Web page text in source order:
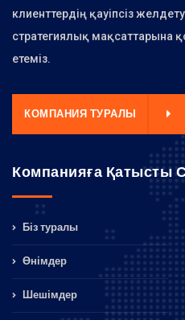
клиенттердің қауіпсіз
стратегиялық мақсаттарына
етеміз.
КОМПАНИЯ ТУРАЛЫ
Компанияға Қатысты
Біз туралы
Өнімдер
Шешімдер